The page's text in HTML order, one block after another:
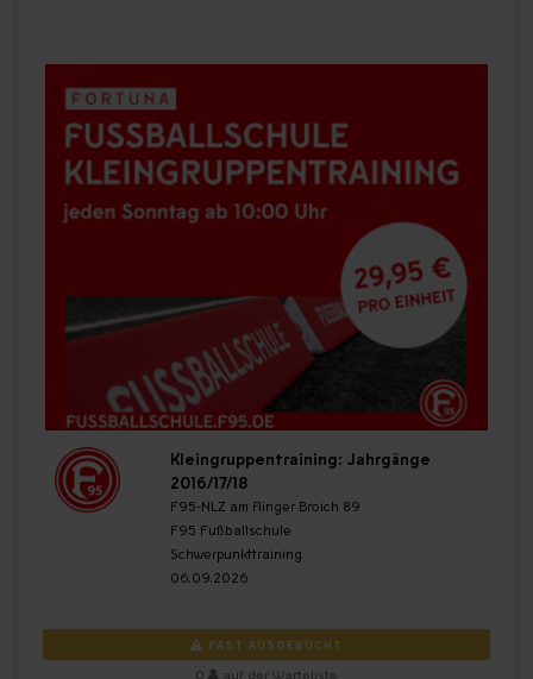
Kleingruppentraining: Jahrgänge
2016/17/18
F95-NLZ am Flinger Broich 89
F95 Fußballschule
Schwerpunkttraining
06.09.2026
FAST AUSGEBUCHT
0 auf der Warteliste